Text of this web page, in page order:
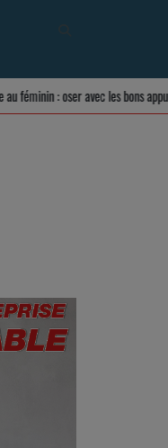
au féminin : oser avec les